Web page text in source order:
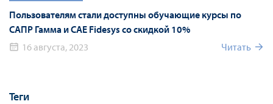
Пользователям стали доступны обучающие курсы по
САПР Гамма и CAE Fidesys со скидкой 10%
16 августа, 2023
Читать
Теги